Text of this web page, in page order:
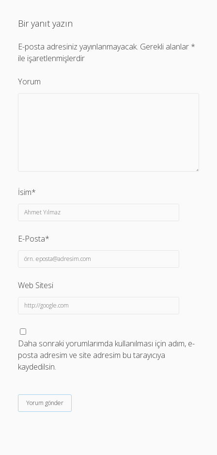
Bir yanıt yazın
E-posta adresiniz yayınlanmayacak. Gerekli alanlar *
ile işaretlenmişlerdir
Yorum
İsim*
E-Posta*
Web Sitesi
Daha sonraki yorumlarımda kullanılması için adım, e-
posta adresim ve site adresim bu tarayıcıya
kaydedilsin.